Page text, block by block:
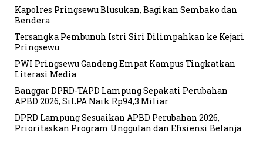
Kapolres Pringsewu Blusukan, Bagikan Sembako dan
Bendera
Tersangka Pembunuh Istri Siri Dilimpahkan ke Kejari
Pringsewu
PWI Pringsewu Gandeng Empat Kampus Tingkatkan
Literasi Media
Banggar DPRD-TAPD Lampung Sepakati Perubahan
APBD 2026, SiLPA Naik Rp94,3 Miliar
DPRD Lampung Sesuaikan APBD Perubahan 2026,
Prioritaskan Program Unggulan dan Efisiensi Belanja